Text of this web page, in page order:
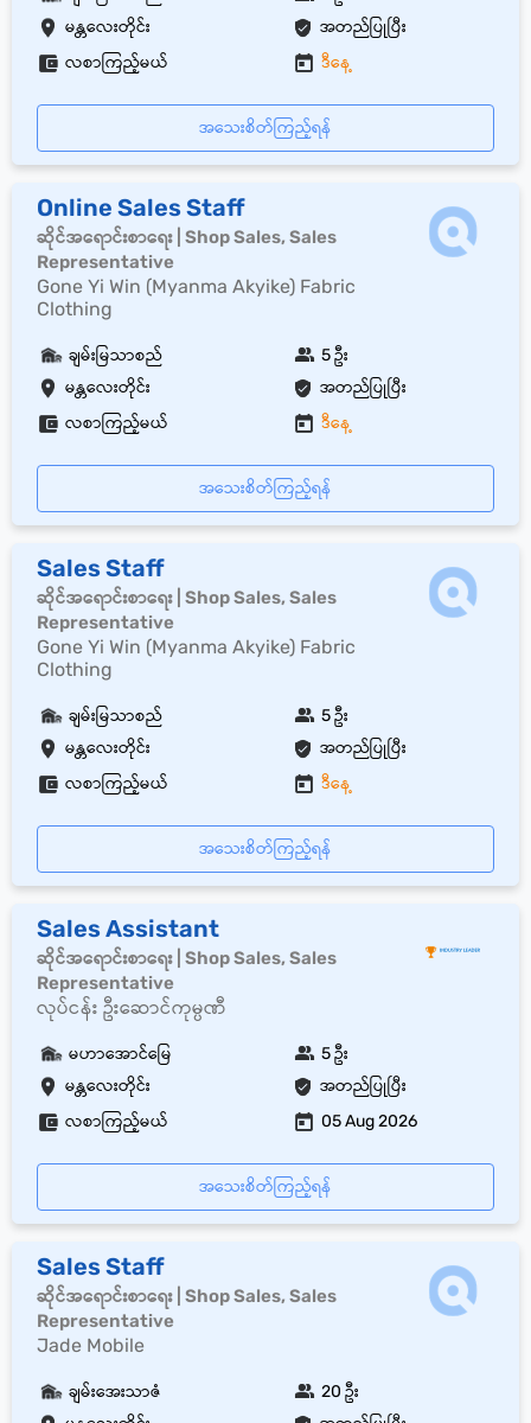
မန္တလေးတိုင်း အတည်ပြုပြီး
လစာကြည့်မယ် ဒီနေ့
အသေးစိတ်ကြည့်ရန်
Online Sales Staff
ဆိုင်အရောင်းစာရေး | Shop Sales, Sales
Representative
Gone Yi Win (Myanma Akyike) Fabric
Clothing
မန္တလေးတိုင်း အတည်ပြုပြီး
ချမ်းမြသာစည် 5 ဦး
လစာကြည့်မယ် ဒီနေ့
အသေးစိတ်ကြည့်ရန်
Sales Staff
ဆိုင်အရောင်းစာရေး | Shop Sales, Sales
Representative
Gone Yi Win (Myanma Akyike) Fabric
Clothing
မန္တလေးတိုင်း အတည်ပြုပြီး
ချမ်းမြသာစည် 5 ဦး
လစာကြည့်မယ် ဒီနေ့
အသေးစိတ်ကြည့်ရန်
Sales Assistant
ဆိုင်အရောင်းစာရေး | Shop Sales, Sales
Representative
လုပ်ငန်း ဦးဆောင်ကုမ္ပဏီ
မန္တလေးတိုင်း အတည်ပြုပြီး
မဟာအောင်မြေ 5 ဦး
လစာကြည့်မယ် 05 Aug 2026
အသေးစိတ်ကြည့်ရန်
Sales Staff
ဆိုင်အရောင်းစာရေး | Shop Sales, Sales
Representative
Jade Mobile
ချမ်းအေးသာဇံ 20 ဦး